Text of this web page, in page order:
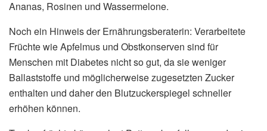
Ananas, Rosinen und Wassermelone.
Noch ein Hinweis der Ernährungsberaterin: Verarbeitete
Früchte wie Apfelmus und Obstkonserven sind für
Menschen mit Diabetes nicht so gut, da sie weniger
Ballaststoffe und möglicherweise zugesetzten Zucker
enthalten und daher den Blutzuckerspiegel schneller
erhöhen können.